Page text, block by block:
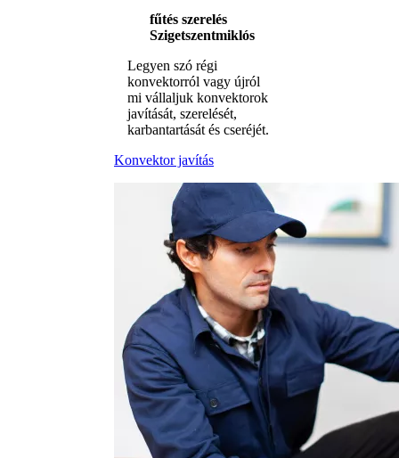
fűtés szerelés
Szigetszentmiklós
Legyen szó régi
konvektorról vagy újról
mi vállaljuk konvektorok
javítását, szerelését,
karbantartását és cseréjét.
Konvektor javítás